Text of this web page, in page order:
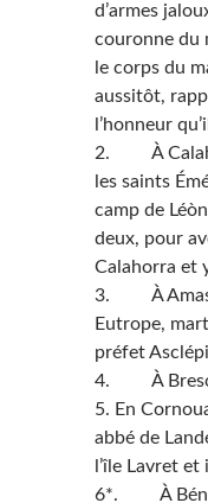
d’armes
couronne du
le corps du
aussitôt,
l’honneur
2. À
les saints
camp de
deux, pour
Calahorra et
3. À
Eutrope,
préfet
4. À Brescia
5. En
abbé de
l’île Lavret
6*. À